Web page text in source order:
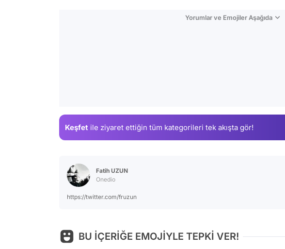
Yorumlar ve Emojiler Aşağıda
Keşfet ile ziyaret ettiğin tüm kategorileri tek akışta gör!
Fatih UZUN
Onedio
https://twitter.com/fruzun
BU İÇERİĞE EMOJİYLE TEPKİ VER!